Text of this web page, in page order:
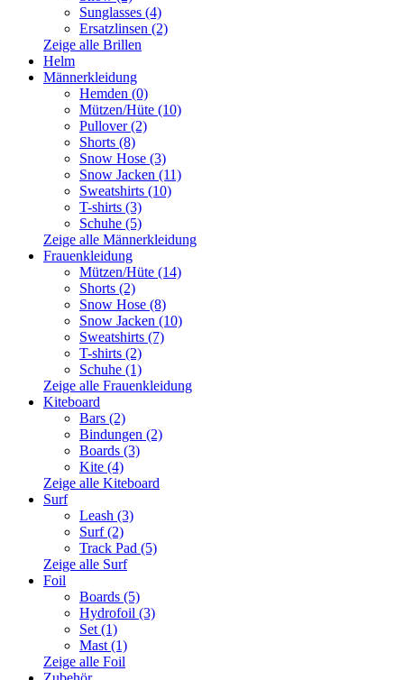
Sunglasses (4)
Ersatzlinsen (2)
Zeige alle Brillen
Helm
Männerkleidung
Hemden (0)
Mützen/Hüte (10)
Pullover (2)
Shorts (8)
Snow Hose (3)
Snow Jacken (11)
Sweatshirts (10)
T-shirts (3)
Schuhe (5)
Zeige alle Männerkleidung
Frauenkleidung
Mützen/Hüte (14)
Shorts (2)
Snow Hose (8)
Snow Jacken (10)
Sweatshirts (7)
T-shirts (2)
Schuhe (1)
Zeige alle Frauenkleidung
Kiteboard
Bars (2)
Bindungen (2)
Boards (3)
Kite (4)
Zeige alle Kiteboard
Surf
Leash (3)
Surf (2)
Track Pad (5)
Zeige alle Surf
Foil
Boards (5)
Hydrofoil (3)
Set (1)
Mast (1)
Zeige alle Foil